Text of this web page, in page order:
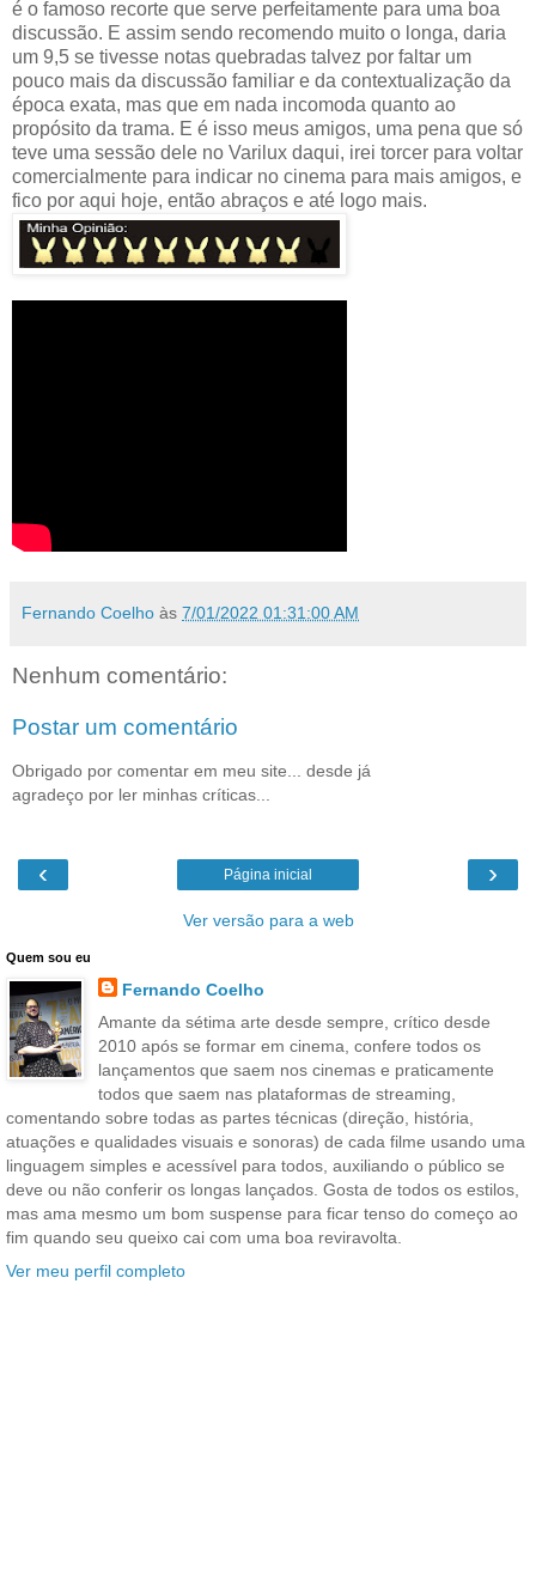
é o famoso recorte que serve perfeitamente para uma boa
discussão. E assim sendo recomendo muito o longa, daria
um 9,5 se tivesse notas quebradas talvez por faltar um
pouco mais da discussão familiar e da contextualização da
época exata, mas que em nada incomoda quanto ao
propósito da trama. E é isso meus amigos, uma pena que só
teve uma sessão dele no Varilux daqui, irei torcer para voltar
comercialmente para indicar no cinema para mais amigos, e
fico por aqui hoje, então abraços e até logo mais.
Fernando Coelho às 7/01/2022 01:31:00 AM
Nenhum comentário:
Postar um comentário
Obrigado por comentar em meu site... desde já
agradeço por ler minhas críticas...
‹ ›
Página inicial
Ver versão para a web
Quem sou eu
Fernando Coelho
Amante da sétima arte desde sempre, crítico desde
2010 após se formar em cinema, confere todos os
lançamentos que saem nos cinemas e praticamente
todos que saem nas plataformas de streaming,
comentando sobre todas as partes técnicas (direção, história,
atuações e qualidades visuais e sonoras) de cada filme usando uma
linguagem simples e acessível para todos, auxiliando o público se
deve ou não conferir os longas lançados. Gosta de todos os estilos,
mas ama mesmo um bom suspense para ficar tenso do começo ao
fim quando seu queixo cai com uma boa reviravolta.
Ver meu perfil completo